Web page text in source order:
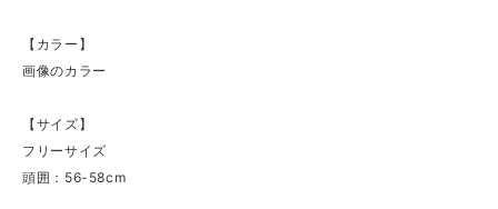
【カラー】
画像のカラー
【サイズ】
フリーサイズ
頭囲：56-58cm